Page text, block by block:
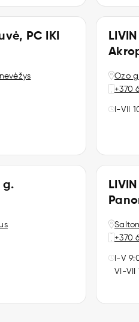
PC IKI
Ozo
+370
I-VII
g.
+370
I-V
VI-VII